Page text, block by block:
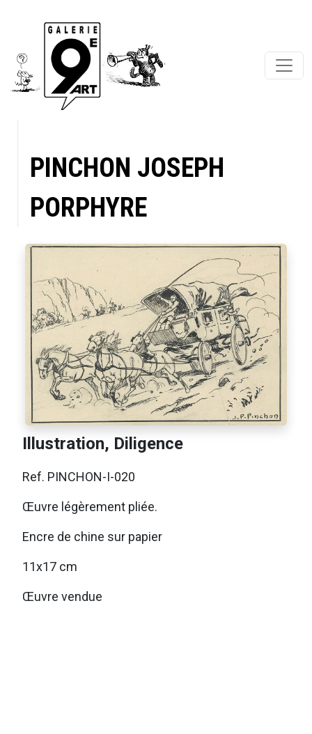
PINCHON JOSEPH
PORPHYRE
Illustration, Diligence
Ref. PINCHON-I-020
Œuvre légèrement pliée.
Encre de chine sur papier
11x17 cm
Œuvre vendue